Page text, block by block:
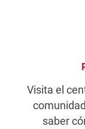
Visita el
saber